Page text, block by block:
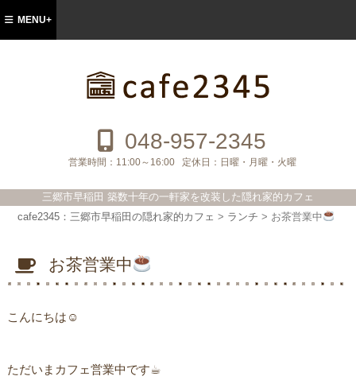
ェ
048-957-2345
営業時間： 11:00～16:00 定休日： 日曜・月曜・火曜
三郷市早稲田 築数十年の一軒家を改装した隠れ家的カフェ
MENU+
cafe2345：三郷市早稲田の隠れ家的カフェ > ランチ > お茶営業中
お茶営業中
こんにちは☺︎
ただいまカフェ営業中です☕︎